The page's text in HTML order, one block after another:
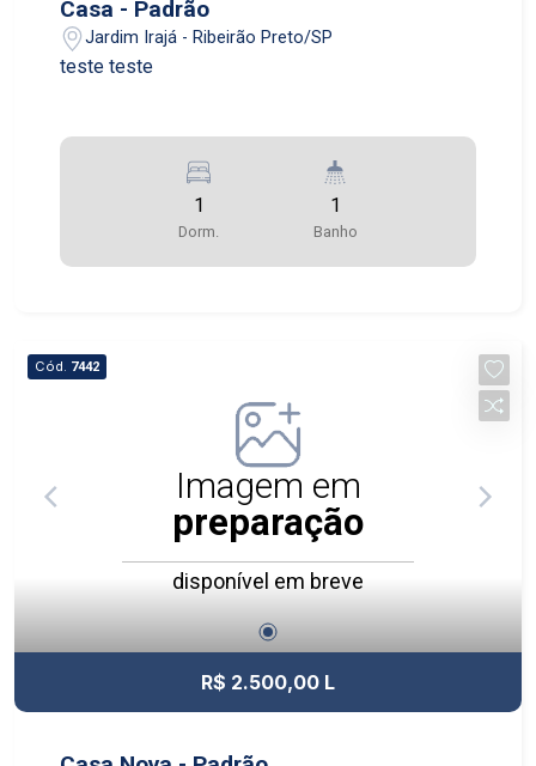
Casa - Padrão
Jardim Irajá - Ribeirão Preto/SP
teste teste
1
Dorm.
1
Banho
Cód. 7442
Imagem em
preparação
disponível em breve
R$ 2.500,00 L